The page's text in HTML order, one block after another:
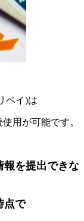
ペイ)は
用が可能です。
報を提出できな
点で